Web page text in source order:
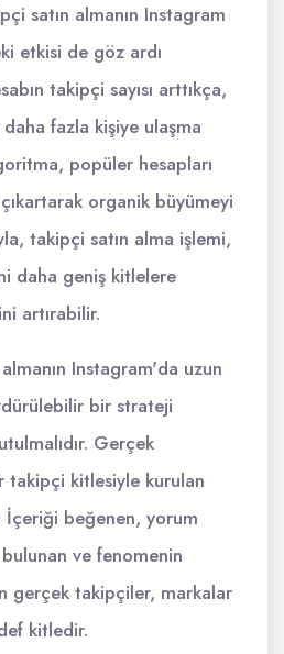
satın almanın Instagram
etkisi de göz ardı
takipçi sayısı arttıkça,
fazla kişiye ulaşma
popüler hesapları
organik büyümeyi
takipçi satın alma işlemi,
daha geniş kitlelere
artırabilir.
Instagram'da uzun
bir strateji
Gerçek
takipçi kitlesiyle kurulan
İçeriği beğenen, yorum
ve fenomenin
gerçek takipçiler, markalar
kitledir.